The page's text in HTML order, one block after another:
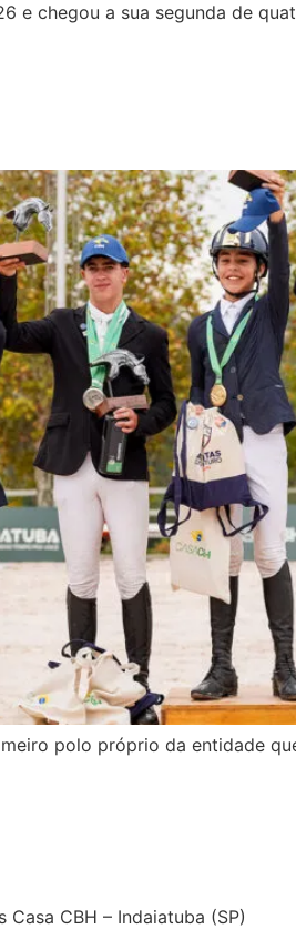
e chegou a sua segunda de
polo próprio da entidade
CBH – Indaiatuba (SP)